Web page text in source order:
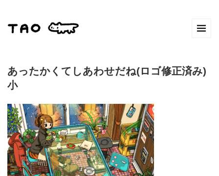
あったかくてしあわせだね(ロゴ修正済み)
小